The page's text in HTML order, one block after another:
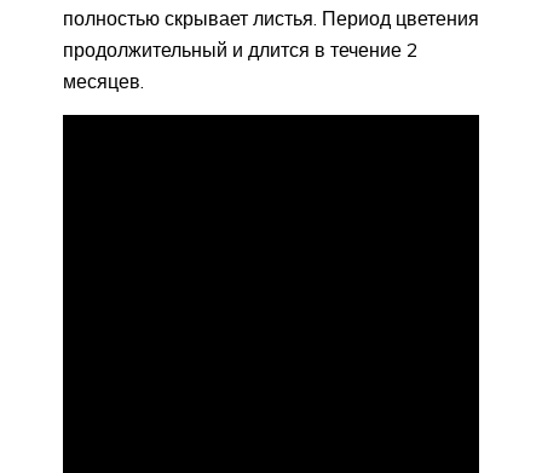
полностью скрывает листья. Период цветения
продолжительный и длится в течение 2
месяцев.